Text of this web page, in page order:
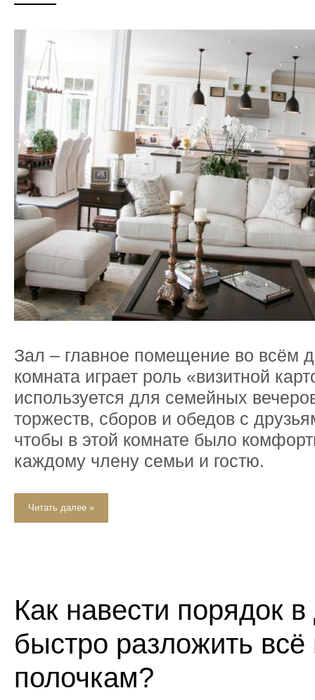
Зал – главное помещение во всём
комната играет роль «визитной
используется для семейных
торжеств, сборов и обедов с
чтобы в этой комнате было
каждому члену семьи и гостю.
Читать далее »
Как навести порядок
быстро разложить всё
полочкам?